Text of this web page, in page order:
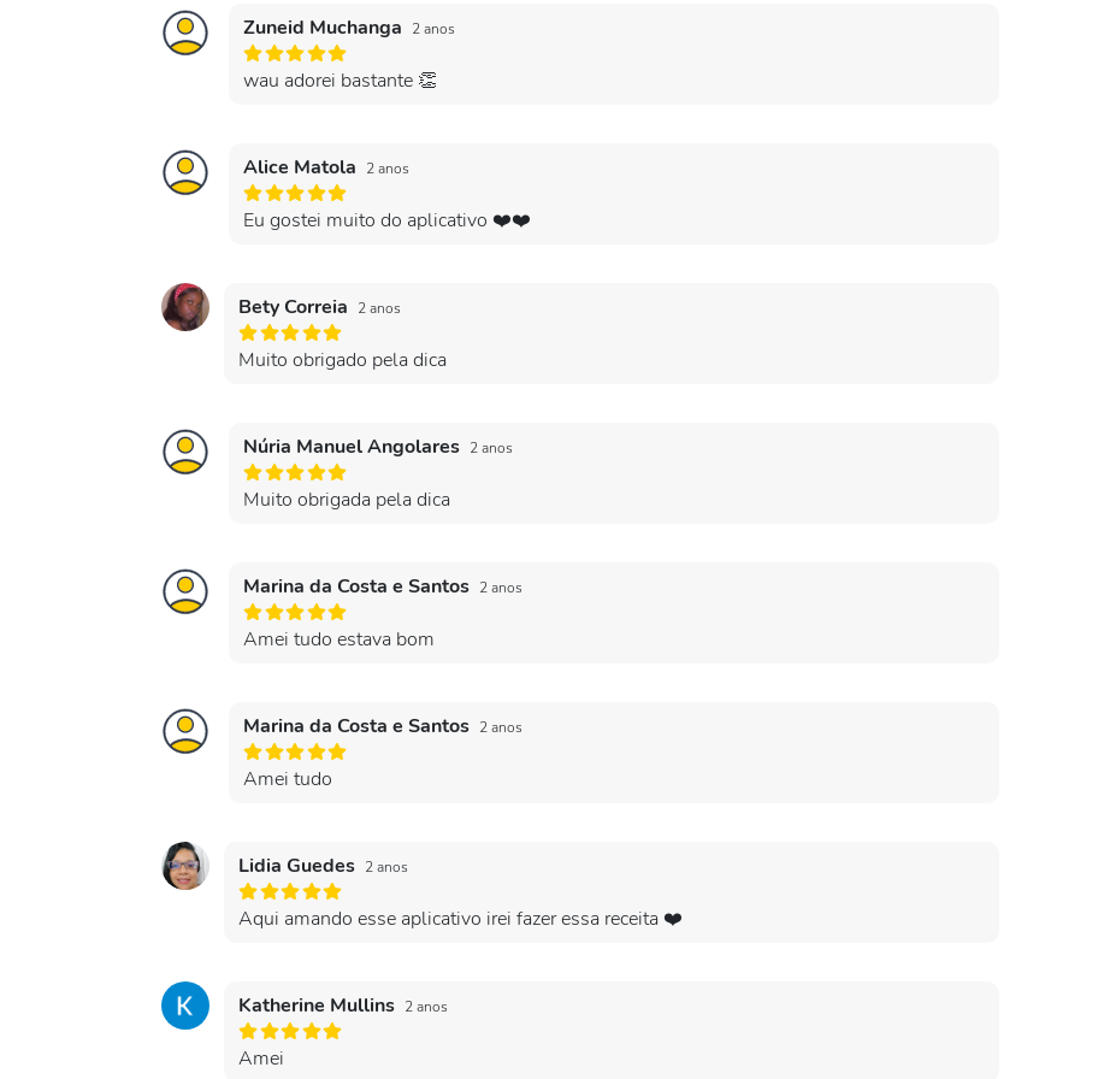
Zuneid Muchanga 2 anos
wau adorei bastante 👏
Alice Matola 2 anos
Eu gostei muito do aplicativo ❤️❤️
Bety Correia 2 anos
Muito obrigado pela dica
Núria Manuel Angolares 2 anos
Muito obrigada pela dica
Marina da Costa e Santos 2 anos
Amei tudo estava bom
Marina da Costa e Santos 2 anos
Amei tudo
Lidia Guedes 2 anos
Aqui amando esse aplicativo irei fazer essa receita ❤️
Katherine Mullins 2 anos
Amei